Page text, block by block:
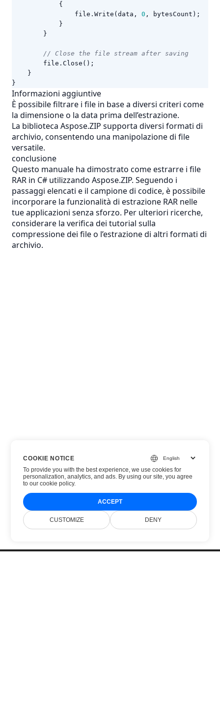
{
file . Write ( data , 0 , bytesCount );
}
}
// Close the file stream after saving
file . Close ();
}
}
Informazioni aggiuntive
È possibile filtrare i file in base a diversi criteri come
la dimensione o la data prima dell’estrazione.
La biblioteca Aspose.ZIP supporta diversi formati di
archivio, consentendo una manipolazione di file
versatile.
conclusione
Questo manuale ha dimostrato come estrarre i file
RAR in C# utilizzando Aspose.ZIP. Seguendo i
passaggi elencati e il campione di codice, è possibile
incorporare la funzionalità di estrazione RAR nelle
tue applicazioni senza sforzo. Per ulteriori ricerche,
considerare la verifica dei tutorial sulla
compressione dei file o l’estrazione di altri formati di
archivio.
COOKIE NOTICE
To provide you with the best experience, we use cookies for
personalization, analytics, and ads. By using our site, you agree
toour cookie policy.
ACCEPT
CUSTOMIZE DENY